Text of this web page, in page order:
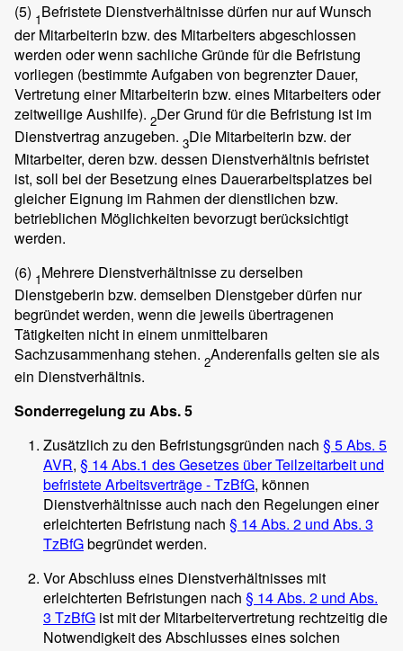
(5) 1Befristete Dienstverhältnisse dürfen nur auf Wunsch
der Mitarbeiterin bzw. des Mitarbeiters abgeschlossen
werden oder wenn sachliche Gründe für die Befristung
vorliegen (bestimmte Aufgaben von begrenzter Dauer,
Vertretung einer Mitarbeiterin bzw. eines Mitarbeiters oder
zeitweilige Aushilfe). 2Der Grund für die Befristung ist im
Dienstvertrag anzugeben. 3Die Mitarbeiterin bzw. der
Mitarbeiter, deren bzw. dessen Dienstverhältnis befristet
ist, soll bei der Besetzung eines Dauerarbeitsplatzes bei
gleicher Eignung im Rahmen der dienstlichen bzw.
betrieblichen Möglichkeiten bevorzugt berücksichtigt
werden.
(6) 1Mehrere Dienstverhältnisse zu derselben
Dienstgeberin bzw. demselben Dienstgeber dürfen nur
begründet werden, wenn die jeweils übertragenen
Tätigkeiten nicht in einem unmittelbaren
Sachzusammenhang stehen. 2Anderenfalls gelten sie als
ein Dienstverhältnis.
Sonderregelung zu Abs. 5
Zusätzlich zu den Befristungsgründen nach § 5 Abs. 5
AVR, § 14 Abs.1 des Gesetzes über Teilzeitarbeit und
befristete Arbeitsverträge - TzBfG, können
Dienstverhältnisse auch nach den Regelungen einer
erleichterten Befristung nach § 14 Abs. 2 und Abs. 3
TzBfGbegründet werden.
Vor Abschluss eines Dienstverhältnisses mit
erleichterten Befristungen nach § 14 Abs. 2 und Abs.
3 TzBfG ist mit der Mitarbeitervertretung rechtzeitig die
Notwendigkeit des Abschlusses eines solchen